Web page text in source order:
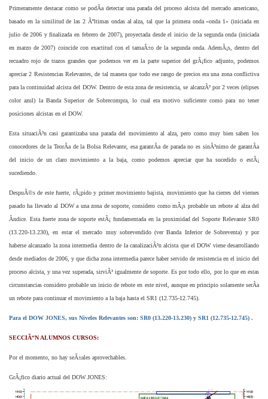
Primeramente destacar como se podÃ­a detectar una parada del proceso alcista del mercado americano,
basado en la similitud de las 2 Ãºltimas ondas al alza, tal que la primera onda «onda 1» (iniciada en
julio de 2006 y finalizada en febrero de 2007), proyectada desde el inicio de la segunda onda (iniciada
en marzo de 2007) coincide con exactitud con el tamaÃ±o de la segunda onda. AdemÃ¡s, dentro del
recuadro rojo de trazos grandes que podemos ver en la parte superior del grÃ¡fico adjunto, podemos
apreciar 2 Resistencias Relevantes, de tal manera que todo ese rango de precios era una zona conflictiva
para la continuidad alcista del DOW. Dentro de esta zona de resistencia, se alcanzÃ³ por 2 veces (elipses
color azul) la Banda Superior de Sobrecompra, lo cual era motivo suficiente como para no tener
posiciones alcistas en el DOW.
Esta situaciÃ³n casi garantizaba una parada del movimiento al alza, pero como muy bien saben los
conocedores de la TeorÃ­a de la Bolsa Relevante, esa garantÃ­a de parada no es sinÃ³nimo de garantÃ­a
del inicio de un claro movimiento a la baja, como podemos apreciar que ha sucedido o estÃ¡
sucediendo.
DespuÃ©s de este fuerte, rÃ¡pido y primer movimiento bajista, movimiento que ha cierres del viernes
pasado ha llevado al DOW a una zona de soporte, considero como mÃ¡s probable un rebote al alza del
Ã­ndice. Esta fuerte zona de soporte estÃ¡ fundamentada en la proximidad del Soporte Relevante SR0
(13.220-13.230), en estar el mercado muy sobrevendido (ver Banda Inferior de Sobreventa) y por
haberse alcanzado la zona intermedia dentro de la canalizaciÃ³n alcista que el DOW viene desarrollando
desde mediados de 2006, y que dicha zona intermedia parece haber servido de resistencia en el inicio del
proceso alcista, y una vez superada, sirviÃ³ igualmente de soporte. Es por todo ello, por lo que en estas
circunstancias considero probable un inicio de rebote en este nivel, aunque en principio solamente serÃ­a
un rebote para continuar el movimiento a la baja hasta el SR1 (12.735-12.745).
Para el DOW JONES, sus Niveles Relevantes son: SR0 (13.220-13.230) y SR1 (12.735-12.745) .
SECCIÃ“N ALUMNOS CURSOS:
Por el momento, no hay seÃ±ales aprovechables.
GrÃ¡fico diario actual del DOW JONES: